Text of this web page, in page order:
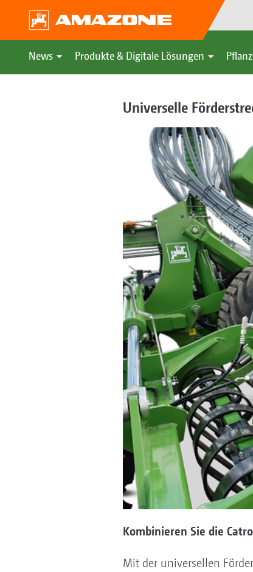
News Produkte & Digitale Lösungen
Universelle
Kombinieren Sie die
Mit der universellen